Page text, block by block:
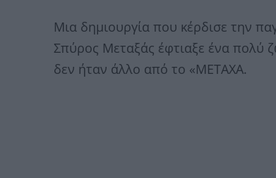
Μια δημιουργία που κέρδισε την
Σπύρος Μεταξάς έφτιαξε ένα πολύ
δεν ήταν άλλο από το «METAXA.